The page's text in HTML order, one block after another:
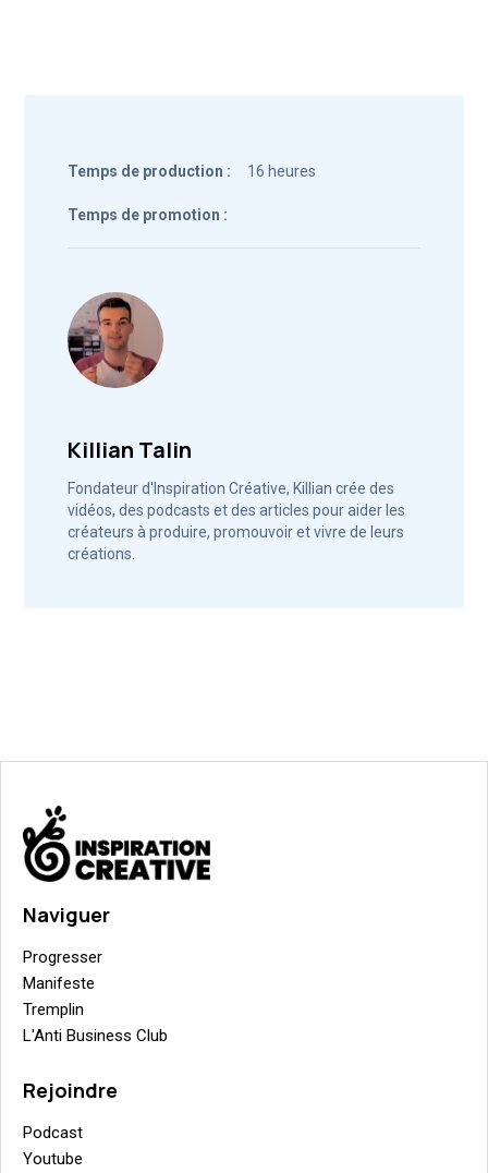
Temps de production : 16 heures
Temps de promotion :
Killian Talin
Fondateur d'Inspiration Créative, Killian crée des
vidéos, des podcasts et des articles pour aider les
créateurs à produire, promouvoir et vivre de leurs
créations.
Naviguer
Progresser
Manifeste
Tremplin
L'Anti Business Club
Rejoindre
Podcast
Youtube